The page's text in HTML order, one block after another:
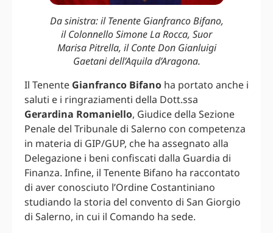
Da sinistra: il Tenente Gianfranco Bifano,
il Colonnello Simone La Rocca, Suor
Marisa Pitrella, il Conte Don Gianluigi
Gaetani dell’Aquila d’Aragona.
Il Tenente Gianfranco Bifano ha portato anche i
saluti e i ringraziamenti della Dott.ssa
Gerardina Romaniello, Giudice della Sezione
Penale del Tribunale di Salerno con competenza
in materia di GIP/GUP, che ha assegnato alla
Delegazione i beni confiscati dalla Guardia di
Finanza. Infine, il Tenente Bifano ha raccontato
di aver conosciuto l’Ordine Costantiniano
studiando la storia del convento di San Giorgio
di Salerno, in cui il Comando ha sede.